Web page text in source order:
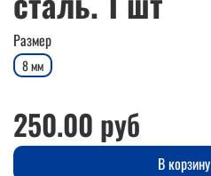
Размер
8 мм
250.00 руб
В корзину